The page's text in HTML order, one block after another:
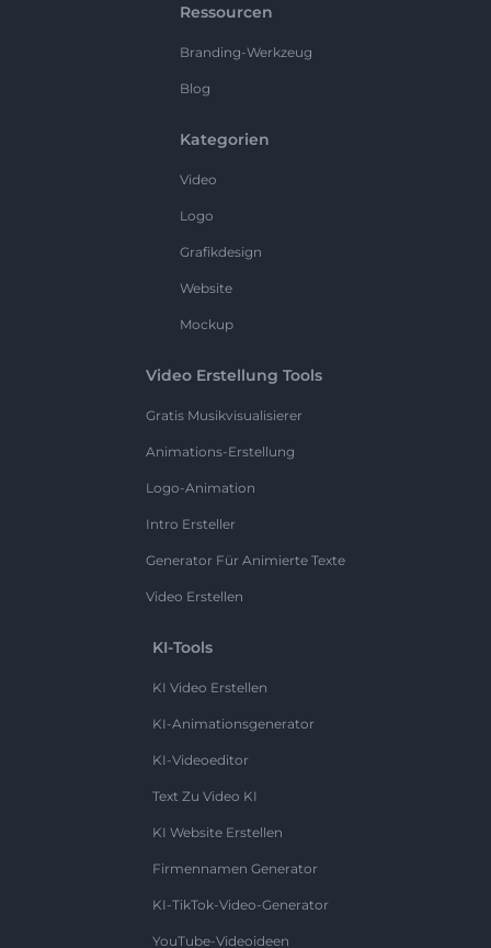
Ressourcen
Branding-Werkzeug
Blog
Kategorien
Video
Logo
Grafikdesign
Website
Mockup
Video Erstellung Tools
Gratis Musikvisualisierer
Animations-Erstellung
Logo-Animation
Intro Ersteller
Generator Für Animierte Texte
Video Erstellen
KI-Tools
KI Video Erstellen
KI-Animationsgenerator
KI-Videoeditor
Text Zu Video KI
KI Website Erstellen
Firmennamen Generator
KI-TikTok-Video-Generator
YouTube-Videoideen